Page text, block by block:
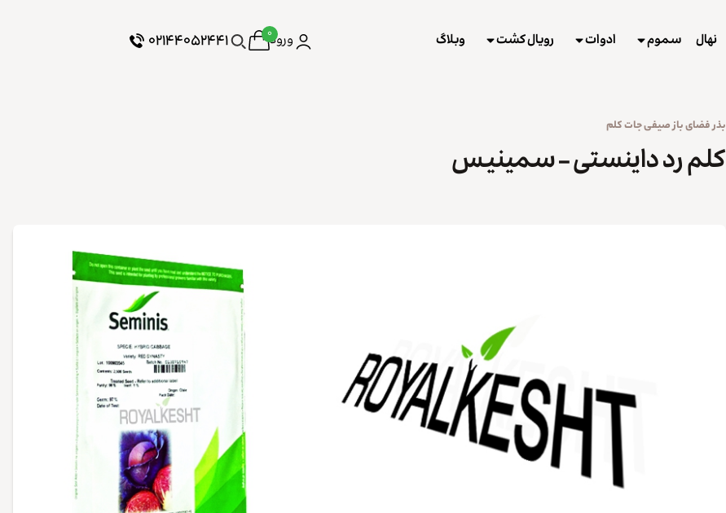
نهال سموم ادوات رویال کشت وبلاگ ورود۰ ۰۲۱۴۴۰۵۲۴۴۱
بذرفضای باز صیفی جاتکلم
کلم رد داینستی – سمینیس